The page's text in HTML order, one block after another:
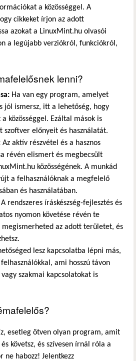
a közösséggel. A
cikkeket írjon az adott
azokat a LinuxMint.hu olvasói
a legújabb verziókról, funkciókról,
lenni?
Ha van egy program, amelyet
jól ismersz, itt a lehetőség, hogy
közösséggel. Ezáltal mások is
szoftver előnyeit és használatát.
Az aktív részvétel és a hasznos
révén elismert és megbecsült
közösségének. A munkád
a felhasználóknak a megfelelő
és használatában.
A rendszeres íráskészség-fejlesztés és
nyomon követése révén te
megismerheted az adott területet, és
lesz kapcsolatba lépni más,
ami hosszú távon
szakmai kapcsolatokat is
esetleg ötven olyan program, amit
követsz, és szívesen írnál róla a
ne habozz! Jelentkezz